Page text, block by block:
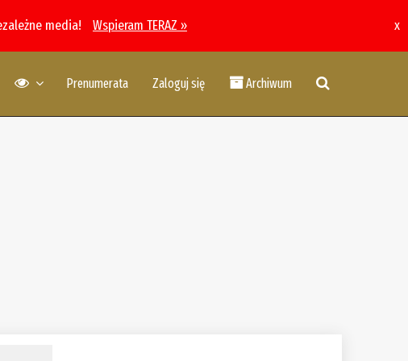
media! Wspieram TERAZ » x
Prenumerata Zaloguj się Archiwum